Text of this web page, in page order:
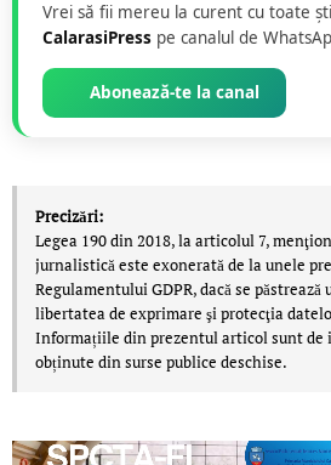
Vrei să fii mereu la curent cu toate
CalarasiPress pe canalul de
Abonează-te la canal
Precizări:
Legea 190 din 2018, la articolul 7,
jurnalistică este exonerată de la unele
Regulamentului GDPR, dacă se
libertatea de exprimare şi protecţia
Informațiile din prezentul articol sunt de
obținute din surse publice deschise.